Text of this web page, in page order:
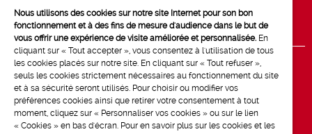
Privacy and cookie policy
Nous utilisons des cookies sur notre site Internet pour son bon
fonctionnement et à des fins de mesure d'audience dans le but de
vous offrir une expérience de visite améliorée et personnalisée. En
cliquant sur « Tout accepter », vous consentez à l'utilisation de tous
les cookies placés sur notre site. En cliquant sur « Tout refuser »,
seuls les cookies strictement nécessaires au fonctionnement du site
et à sa sécurité seront utilisés. Pour choisir ou modifier vos
préférences cookies ainsi que retirer votre consentement à tout
moment, cliquez sur « Personnaliser vos cookies » ou sur le lien
« Cookies » en bas d'écran. Pour en savoir plus sur les cookies et les